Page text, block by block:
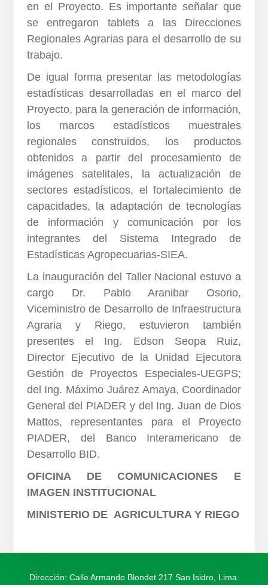
en el Proyecto. Es importante señalar que
se entregaron tablets a las Direcciones
Regionales Agrarias para el desarrollo de su
trabajo.
De igual forma presentar las metodologías
estadísticas desarrolladas en el marco del
Proyecto, para la generación de información,
los marcos estadísticos muestrales
regionales construidos, los productos
obtenidos a partir del procesamiento de
imágenes satelitales, la actualización de
sectores estadísticos, el fortalecimiento de
capacidades, la adaptación de tecnologías
de información y comunicación por los
integrantes del Sistema Integrado de
Estadísticas Agropecuarias-SIEA.
La inauguración del Taller Nacional estuvo a
cargo Dr. Pablo Aranibar Osorio,
Viceministro de Desarrollo de Infraestructura
Agraria y Riego, estuvieron también
presentes el Ing. Edson Seopa Ruiz,
Director Ejecutivo de la Unidad Ejecutora
Gestión de Proyectos Especiales-UEGPS;
del Ing. Máximo Juárez Amaya, Coordinador
General del PIADER y del Ing. Juan de Dios
Mattos, representantes para el Proyecto
PIADER, del Banco Interamericano de
Desarrollo BID.
OFICINA DE COMUNICACIONES E
IMAGEN INSTITUCIONAL
MINISTERIO DE AGRICULTURA Y RIEGO
Dirección: Calle Armando Blondet 217 San Isidro, Lima.